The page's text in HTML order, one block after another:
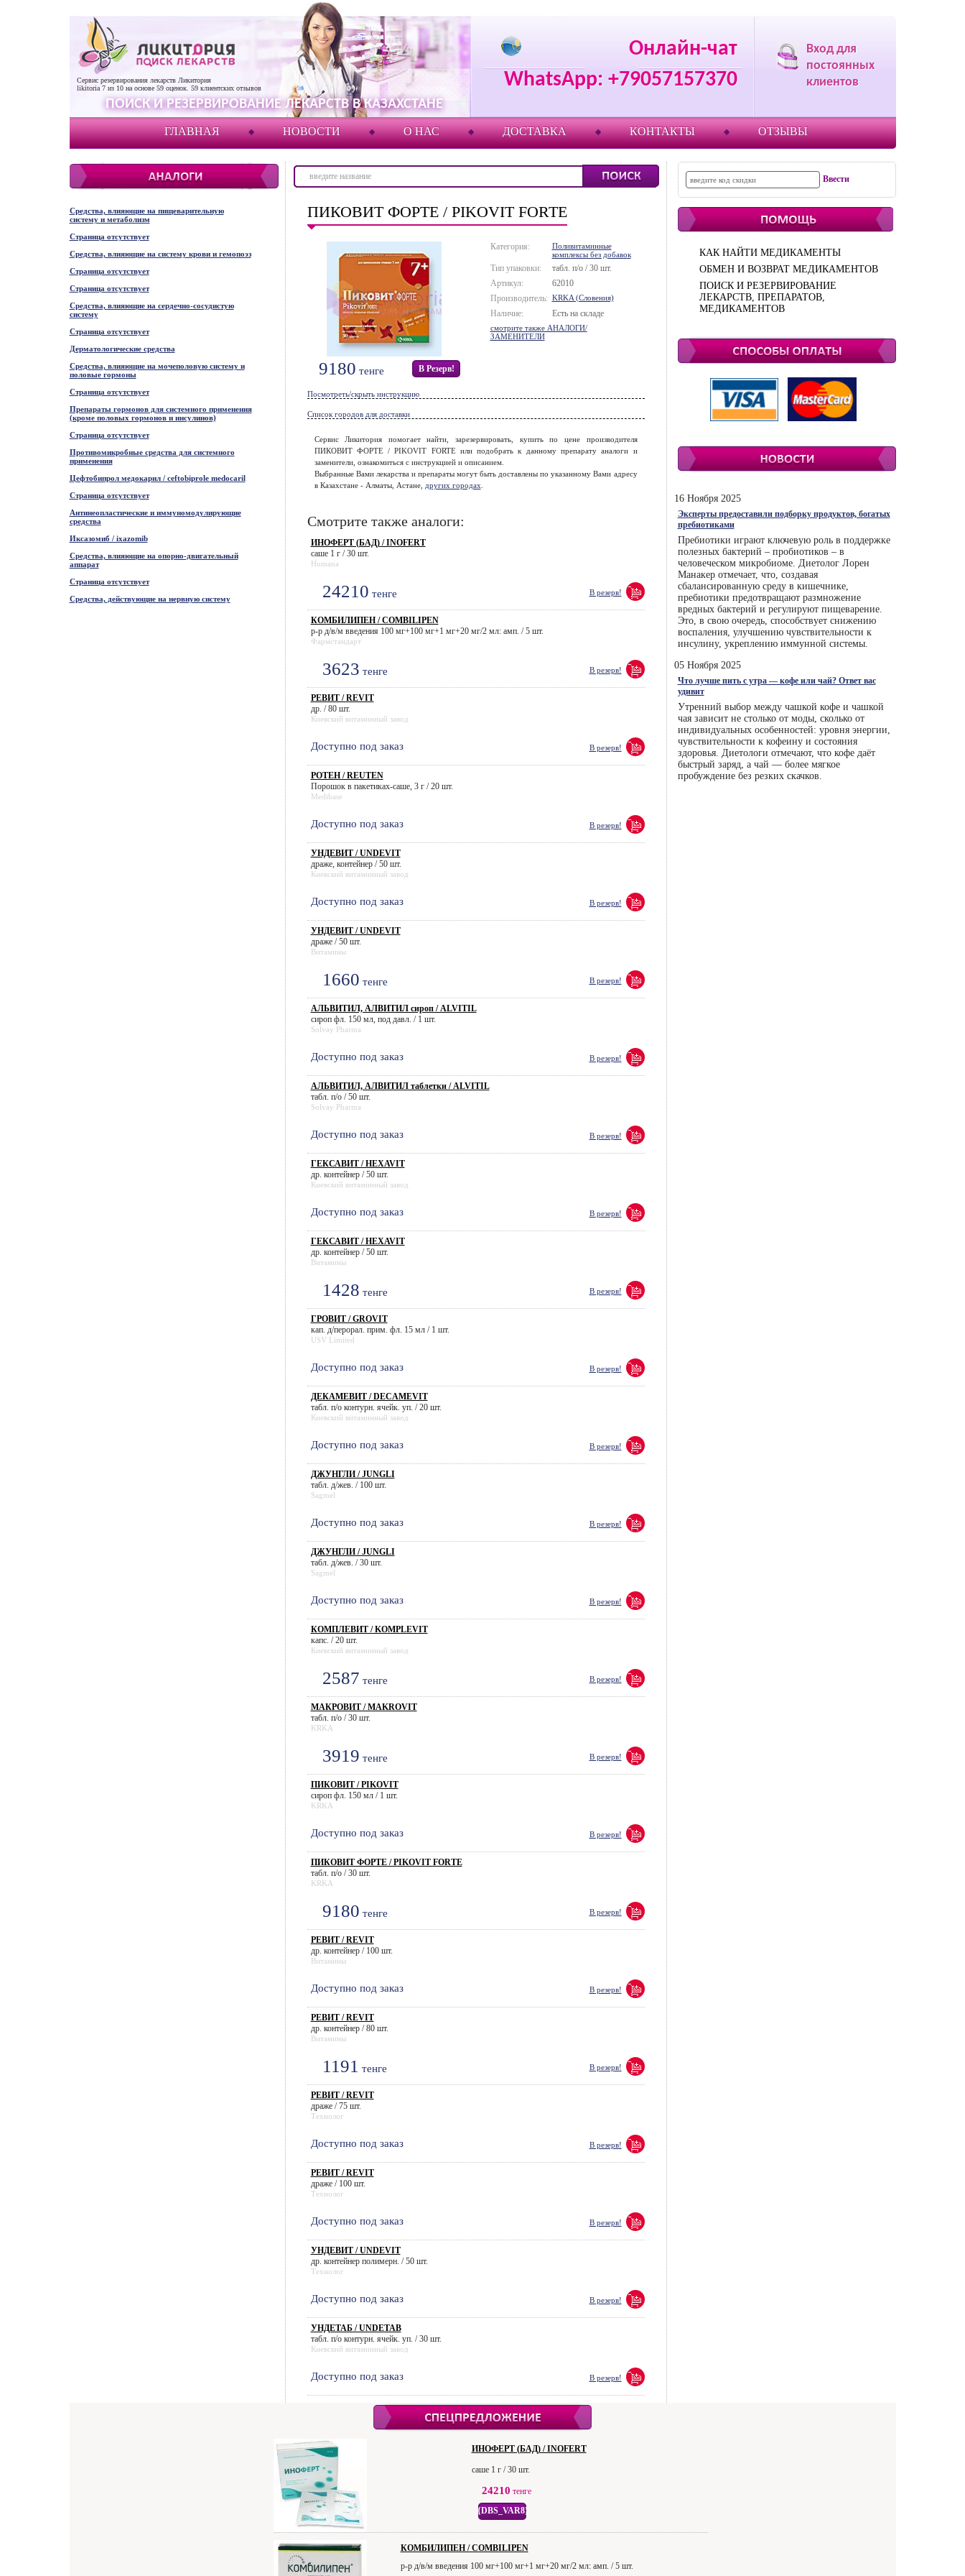
Сервис резервирования лекарств Ликитория
likitoria 7из 10 на основе 59оценок. 59клиентских отзывов
ПОИСК И РЕЗЕРВИРОВАНИЕ ЛЕКАРСТВ В КАЗАХСТАНЕ
Онлайн-чат
WhatsApp: +79057157370
Вход для
постоянных
клиентов
ГЛАВНАЯ НОВОСТИ О НАС ДОСТАВКА КОНТАКТЫ ОТЗЫВЫ
Средства, влияющие на пищеварительную
систему и метаболизм
Страница отсутствует
Средства, влияющие на систему крови и гемопоэз
Страница отсутствует
Страница отсутствует
Средства, влияющие на сердечно-сосудистую
систему
Страница отсутствует
Дерматологические средства
Средства, влияющие на мочеполовую систему и
половые гормоны
Страница отсутствует
Препараты гормонов для системного применения
(кроме половых гормонов и инсулинов)
Страница отсутствует
Противомикробные средства для системного
применения
Цефтобипрол медокарил / ceftobiprole medocaril
Страница отсутствует
Антинеопластические и иммуномодулирующие
средства
Иксазомиб / ixazomib
Средства, влияющие на опорно-двигательный
аппарат
Страница отсутствует
Средства, действующие на нервную систему
ПИКОВИТ ФОРТЕ / PIKOVIT FORTE
9180 тенге В Резерв!
Категория:
Поливитаминные
комплексы без добавок
Тип упаковки:
табл. п/о / 30 шт.
Артикул:
62010
Производитель: KRKA (Словения)
Наличие: Есть на складе
смотрите также АНАЛОГИ/
ЗАМЕНИТЕЛИ
Посмотреть/скрыть инструкцию
Список городов для доставки
Сервис Ликитория помогает найти, зарезервировать, купить по цене производителя
ПИКОВИТ ФОРТЕ / PIKOVIT FORTE или подобрать к данному препарату аналоги и
заменители, ознакомиться с инструкцией и описанием.
Выбранные Вами лекарства и препараты могут быть доставлены по указанному Вами адресу
в Казахстане - Алматы, Астане, других городах
Смотрите также аналоги:
ИНОФЕРТ (БАД) / INOFERT
саше 1 г / 30 шт.
Humana
24210 тенге В резерв!
КОМБИЛИПЕН / COMBILIPEN
р-р д/в/м введения 100 мг+100 мг+1 мг+20 мг/2 мл: амп. / 5 шт.
Фармстандарт
3623 тенге В резерв!
РЕВИТ / REVIT
др. / 80 шт.
Киевский витаминный завод
Доступно под заказ В резерв!
РОТЕН / REUTEN
Порошок в пакетиках-саше, 3 г / 20 шт.
Medibase
Доступно под заказ В резерв!
УНДЕВИТ / UNDEVIT
драже, контейнер / 50 шт.
Киевский витаминный завод
Доступно под заказ В резерв!
УНДЕВИТ / UNDEVIT
драже / 50 шт.
Витамины
1660 тенге В резерв!
АЛЬВИТИЛ, АЛВИТИЛ сироп / ALVITIL
сироп фл. 150 мл, под давл. / 1 шт.
Solvay Pharma
Доступно под заказ В резерв!
АЛЬВИТИЛ, АЛВИТИЛ таблетки / ALVITIL
табл. п/о / 50 шт.
Solvay Pharma
Доступно под заказ В резерв!
ГЕКСАВИТ / HEXAVIT
др. контейнер / 50 шт.
Киевский витаминный завод
Доступно под заказ В резерв!
ГЕКСАВИТ / HEXAVIT
др. контейнер / 50 шт.
Витамины
1428 тенге В резерв!
ГРОВИТ / GROVIT
кап. д/перорал. прим. фл. 15 мл / 1 шт.
USV Limited
Доступно под заказ В резерв!
ДЕКАМЕВИТ / DECAMEVIT
табл. п/о контурн. ячейк. уп. / 20 шт.
Киевский витаминный завод
Доступно под заказ В резерв!
ДЖУНГЛИ / JUNGLI
табл. д/жев. / 100 шт.
Sagmel
Доступно под заказ В резерв!
ДЖУНГЛИ / JUNGLI
табл. д/жев. / 30 шт.
Sagmel
Доступно под заказ В резерв!
КОМПЛЕВИТ / KOMPLEVIT
капс. / 20 шт.
Киевский витаминный завод
2587 тенге В резерв!
МАКРОВИТ / MAKROVIT
табл. п/о / 30 шт.
KRKA
3919 тенге В резерв!
ПИКОВИТ / PIKOVIT
сироп фл. 150 мл / 1 шт.
KRKA
Доступно под заказ В резерв!
ПИКОВИТ ФОРТЕ / PIKOVIT FORTE
табл. п/о / 30 шт.
KRKA
9180 тенге В резерв!
РЕВИТ / REVIT
др. контейнер / 100 шт.
Витамины
Доступно под заказ В резерв!
РЕВИТ / REVIT
др. контейнер / 80 шт.
Витамины
1191 тенге В резерв!
РЕВИТ / REVIT
драже / 75 шт.
Технолог
Доступно под заказ В резерв!
РЕВИТ / REVIT
драже / 100 шт.
Технолог
Доступно под заказ В резерв!
УНДЕВИТ / UNDEVIT
др. контейнер полимерн. / 50 шт.
Технолог
Доступно под заказ В резерв!
УНДЕТАБ / UNDETAB
табл. п/о контурн. ячейк. уп. / 30 шт.
Киевский витаминный завод
Доступно под заказ В резерв!
КАК НАЙТИ МЕДИКАМЕНТЫ
ОБМЕН И ВОЗВРАТ МЕДИКАМЕНТОВ
ПОИСК И РЕЗЕРВИРОВАНИЕ
ЛЕКАРСТВ, ПРЕПАРАТОВ,
МЕДИКАМЕНТОВ
16 Ноября 2025
Эксперты предоставили подборку продуктов, богатых
пребиотиками
Пребиотики играют ключевую роль в поддержке
полезных бактерий – пробиотиков – в
человеческом микробиоме. Диетолог Лорен
Манакер отмечает, что, создавая
сбалансированную среду в кишечнике,
пребиотики предотвращают размножение
вредных бактерий и регулируют пищеварение.
Это, в свою очередь, способствует снижению
воспаления, улучшению чувствительности к
инсулину, укреплению иммунной системы.
05 Ноября 2025
Что лучше пить с утра — кофе или чай? Ответ вас
удивит
Утренний выбор между чашкой кофе и чашкой
чая зависит не столько от моды, сколько от
индивидуальных особенностей: уровня энергии,
чувствительности к кофеину и состояния
здоровья. Диетологи отмечают, что кофе даёт
быстрый заряд, а чай — более мягкое
пробуждение без резких скачков.
ИНОФЕРТ (БАД) / INOFERT
саше 1 г / 30 шт.
24210 тенге
{DBS_VAR8}
КОМБИЛИПЕН / COMBILIPEN
р-р д/в/м введения 100 мг+100 мг+1 мг+20 мг/2 мл: амп. / 5 шт.